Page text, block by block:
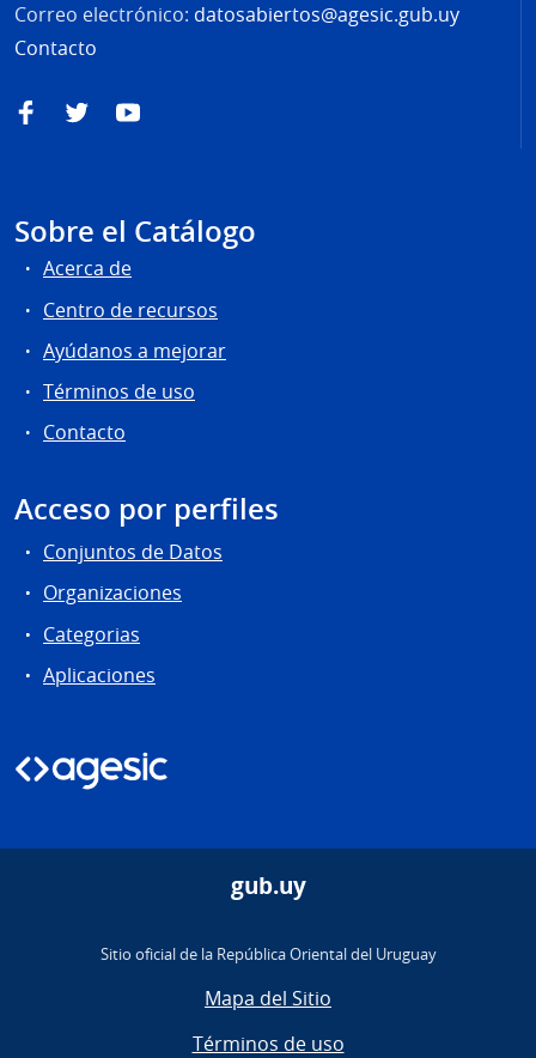
Correo electrónico: datosabiertos@agesic.gub.uy
Contacto
FacebookTwitterYouTube
Sobre el Catálogo
Acerca de
Centro de recursos
Ayúdanos a mejorar
Términos de uso
Contacto
Acceso por perfiles
Conjuntos de Datos
Organizaciones
Categorias
Aplicaciones
gub.uy
Sitio oficial de la República Oriental del Uruguay
Mapa del Sitio
Términos de uso